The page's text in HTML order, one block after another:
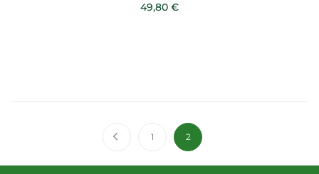
49,80 €
ZurückSeite
1 Sie lesen gerade die Seite
2